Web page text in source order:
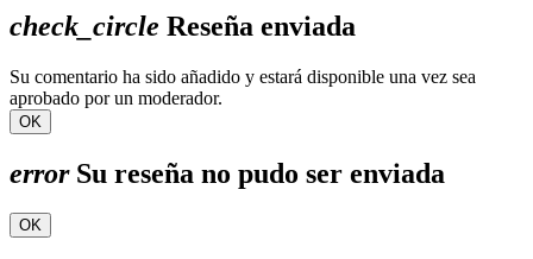
check_circle Reseña enviada
Su comentario ha sido añadido y estará disponible una vez sea
aprobado por un moderador.
OK
errorSu reseña no pudo ser enviada
OK